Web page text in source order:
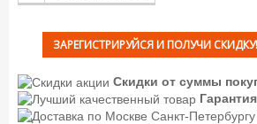
ЗАРЕГИСТРИРУЙСЯ И ПОЛУЧИ СКИДКУ!
Скидки от суммы